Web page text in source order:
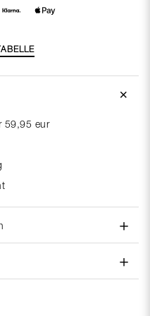
＋
59,95 eur
＋
25%, Viscose 75%
＋